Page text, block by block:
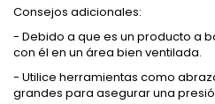
Consejos adicionales:
- Debido a que es un producto a
con él en un área bien ventilada.
- Utilice herramientas como
grandes para asegurar una